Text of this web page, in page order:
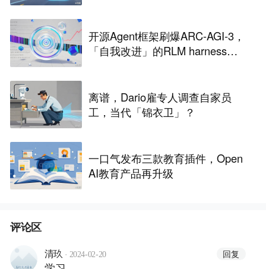
开源Agent框架刷爆ARC-AGI-3，
「自我改进」的RLM harness引
离谱，Dario雇专人调查自家员
工，当代「锦衣卫」？
一口气发布三款教育插件，Open
AI教育产品再升级
评论区
清玖 · 2024-02-20 回复